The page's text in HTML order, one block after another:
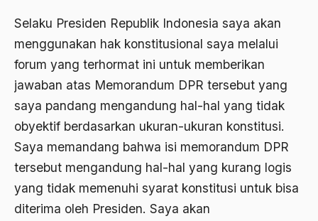
Selaku Presiden Republik Indonesia saya akan
menggunakan hak konstitusional saya melalui
forum yang terhormat ini untuk memberikan
jawaban atas Memorandum DPR tersebut yang
saya pandang mengandung hal-hal yang tidak
obyektif berdasarkan ukuran-ukuran konstitusi.
Saya memandang bahwa isi memorandum DPR
tersebut mengandung hal-hal yang kurang logis
yang tidak memenuhi syarat konstitusi untuk bisa
diterima oleh Presiden. Saya akan
1992
1991
1989
1988
1987
1986
Adaptif Islam
adat
Adat dan Syari'at
Adat Ngada
Adat Pra-Islam
Adat Siri
Adi Sasono
Adil dan Makmur